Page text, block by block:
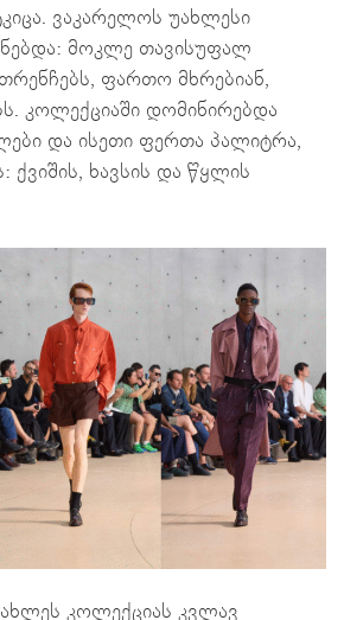
ვაკარელოს უახლესი
მოკლე თავისუფალ
ფართო მხრებიან,
კოლექციაში დომინირებდა
და ისეთი ფერთა პალიტრა,
ქვიშის, ხავსის და წყლის
კოლექციას კვლავ